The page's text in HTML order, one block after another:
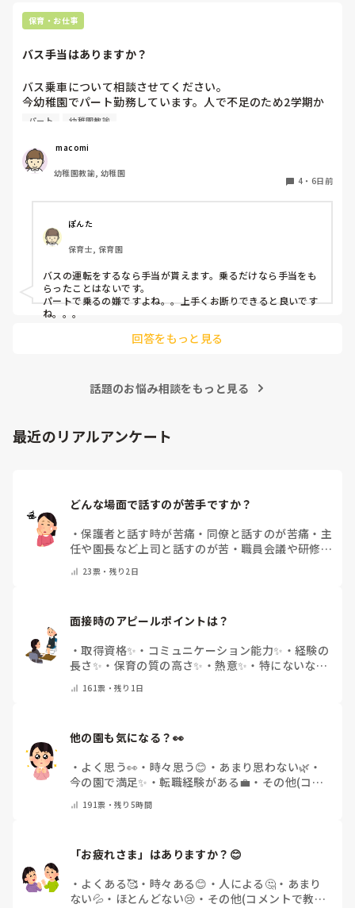
・どんな遊びが好きか苦手か
などです！
それに加えて
保育・お仕事
バス手当はありますか？
バス乗車について相談させてください。
今幼稚園でパート勤務しています。人で不足のため2学期か
らはバスにも乗ってほしいと言われてます。同じパートの先
果的にそう言うことを言わない私にバス乗車の話がやってき
ました。バスに乗る場合はバス手当があるものなのでしょう
か？？？
パート 幼稚園教諭
macomi
幼稚園教諭, 幼稚園
4 ・ 6日前
ぽんた
保育士, 保育園
バスの運転をするなら手当が貰えます。乗るだけなら手当をも
らったことはないです。
パートで乗るの嫌ですよね。。上手くお断りできると良いです
ね。。。
回答をもっと見る
話題のお悩み相談をもっと見る
最近のリアルアンケート
どんな場面で話すのが苦手ですか？
・保護者と話す時が苦痛 ・ 同僚と話すのが苦痛 ・ 主
任や園長など上司と話すのが苦 ・ 職員会議や研修場
他(コメントで教えてください)
23票・ 残り2日
面接時のアピールポイントは？
・取得資格✨ ・ コミュニケーション能力✨ ・ 経験の
長さ✨ ・ 保育の質の高さ✨ ・熱意✨ ・ 特にないな・
161票・残り1日
他の園も気になる？👀
・ よく思う👀 ・ 時々思う😊 ・ あまり思わない🌿 ・
今の園で満足✨ ・転職経験がある💼 ・ その他(コメ
191票・残り5時間
「お疲れさま」はありますか？😊
・ よくある🥰 ・ 時々ある😊 ・ 人による🤔 ・ あまり
ない💦 ・ ほとんどない😢 ・ その他(コメントで教え